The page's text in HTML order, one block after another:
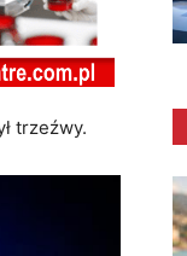
trzeźwy.